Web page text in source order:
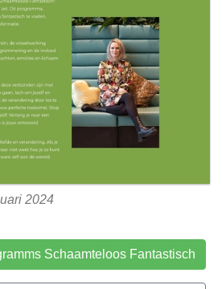
2024
Schaamteloos Fantastisch